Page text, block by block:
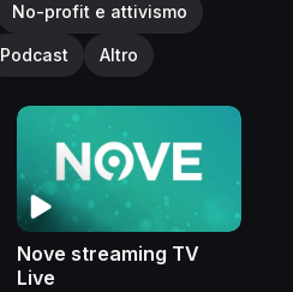
No-profit e attivismo
Podcast Altro
Nove streaming TV
Live